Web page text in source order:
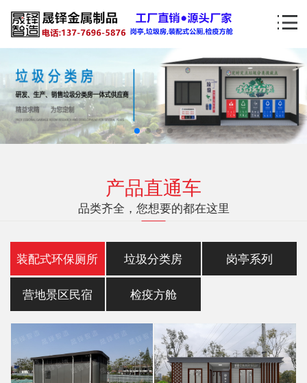
产品直通车
品类齐全，您想要的都在这里
装配式环保厕所 垃圾分类房 岗亭系列
营地景区民宿 检疫方舱